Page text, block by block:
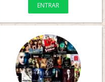
ENTRAR